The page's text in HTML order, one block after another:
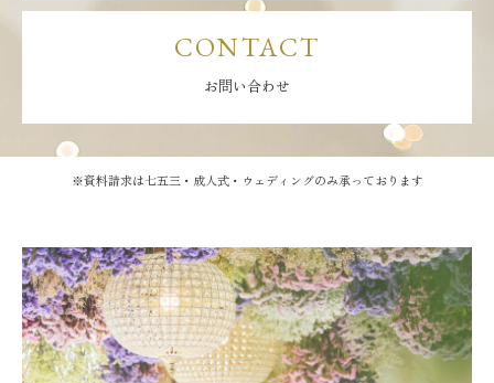
CONTACT
お問い合わせ
※資料請求は七五三・成人式・ウェディングのみ承っております